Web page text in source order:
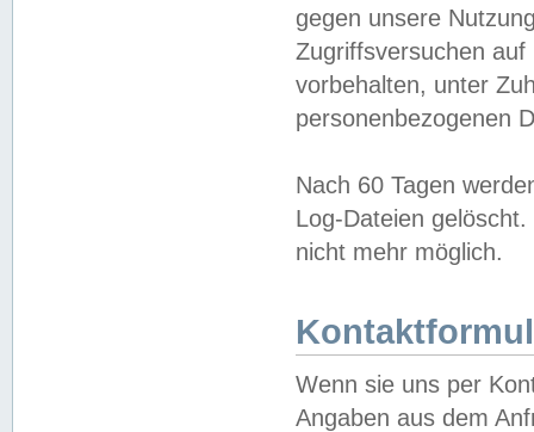
gegen unsere
Zugriffsversuchen
vorbehalten, unter
personenbezogenen
Nach 60 Tagen
Log-Dateien
nicht mehr möglich.
Wenn sie uns per
Angaben aus dem